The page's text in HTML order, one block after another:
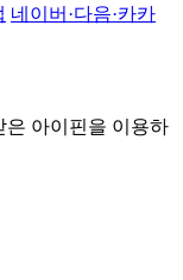
네이버·다음·카카
은 아이핀을 이용하